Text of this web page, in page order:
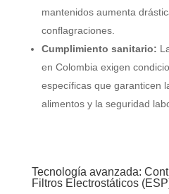
mantenidos aumenta
conflagraciones.
Cumplimiento sanitario:
en Colombia exigen
específicas que garanticen
alimentos y la seguridad
Tecnología avanzada:
Filtros Electrostáticos